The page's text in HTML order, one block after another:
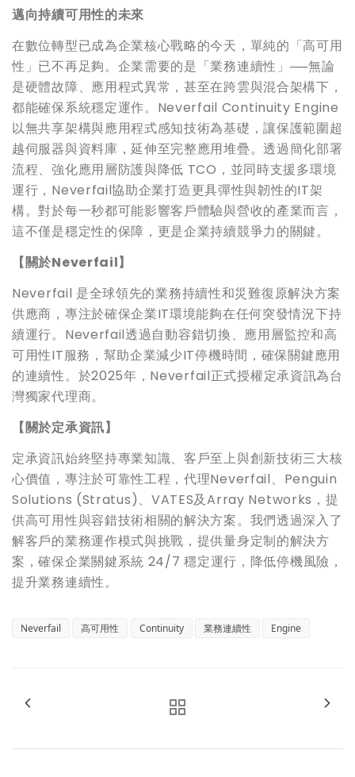
邁向持續可用性的未來
在數位轉型已成為企業核心戰略的今天，單純的「高可用
性」已不再足夠。企業需要的是「業務連續性」──無論
是硬體故障、應用程式異常，甚至在跨雲與混合架構下，
都能確保系統穩定運作。Neverfail Continuity Engine
以無共享架構與應用程式感知技術為基礎，讓保護範圍超
越伺服器與資料庫，延伸至完整應用堆疊。透過簡化部署
流程、強化應用層防護與降低 TCO，並同時支援多環境
運行，Neverfail協助企業打造更具彈性與韌性的IT架
構。對於每一秒都可能影響客戶體驗與營收的產業而言，
這不僅是穩定性的保障，更是企業持續競爭力的關鍵。
【關於Neverfail】
Neverfail 是全球領先的業務持續性和災難復原解決方案
供應商，專注於確保企業IT環境能夠在任何突發情況下持
續運行。Neverfail透過自動容錯切換、應用層監控和高
可用性IT服務，幫助企業減少IT停機時間，確保關鍵應用
的連續性。於2025年，Neverfail正式授權定承資訊為台
灣獨家代理商。
【關於定承資訊】
定承資訊始終堅持專業知識、客戶至上與創新技術三大核
心價值，專注於可靠性工程，代理Neverfail、Penguin
Solutions (Stratus)、VATES及Array Networks，提
供高可用性與容錯技術相關的解決方案。我們透過深入了
解客戶的業務運作模式與挑戰，提供量身定制的解決方
案，確保企業關鍵系統 24/7 穩定運行，降低停機風險，
提升業務連續性。
Neverfail 高可用性 Continuity 業務連續性 Engine